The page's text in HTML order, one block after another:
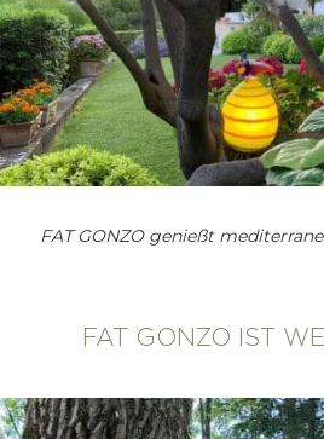
FAT GONZO genießt
FAT GONZO IST